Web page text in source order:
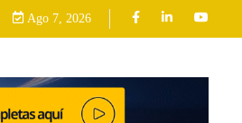
Ago 7, 2026